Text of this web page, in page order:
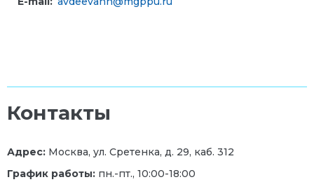
Контакты
Адрес: Москва, ул. Сретенка, д. 29, каб. 312
График работы: пн.-пт., 10:00-18:00